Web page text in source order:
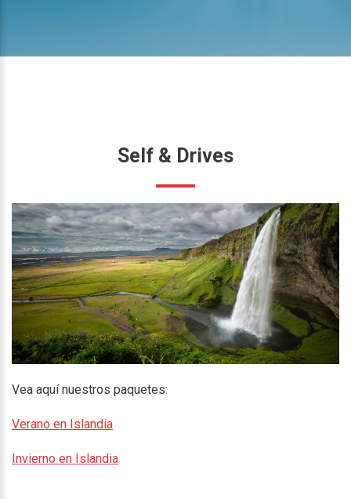
Self & Drives
Vea aquí nuestros paquetes:
Verano en Islandia
Invierno en Islandia